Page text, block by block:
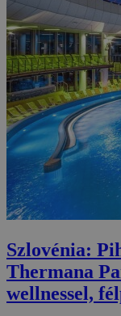
Szlovénia:
Thermana
wellnessel,